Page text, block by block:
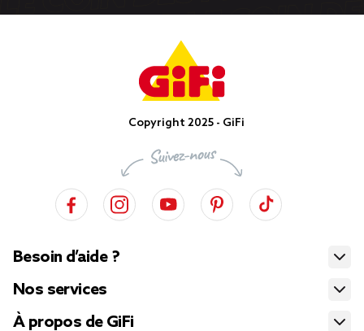
Copyright 2025 - GiFi
Besoin d’aide ?
Nos services
À propos de GiFi